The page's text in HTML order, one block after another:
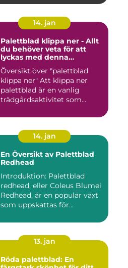
14. jan
Palettblad klippa ner - Allt
du behöver veta för att
lyckas med denna
Översikt över "palettblad
klippa ner" Att klippa ner
palettblad är en vanlig
trädgårdsaktivitet som...
14. jan
En Översikt av Palettblad
Redhead
Introduktion: Palettblad
redhead, eller Coleus Blumei
Redhead, är en populär växt
som uppskattas för...
13. jan
Röda palettblad: En